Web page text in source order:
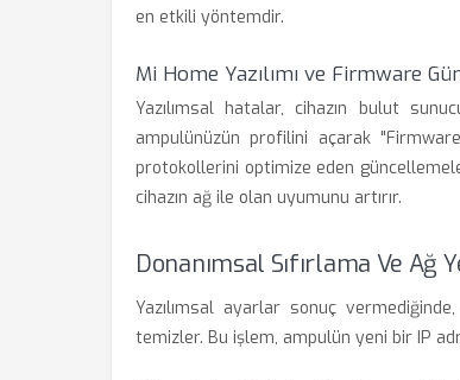
en etkili yöntemdir.
Mi Home Yazılımı ve Firmware
Yazılımsal hatalar, cihazın bulut
ampulünüzün profilini açarak
protokollerini optimize eden
cihazın ağ ile olan uyumunu artırır.
Donanımsal Sıfırlama Ve Ağ
Yazılımsal ayarlar sonuç
temizler. Bu işlem, ampulün yeni bir IP